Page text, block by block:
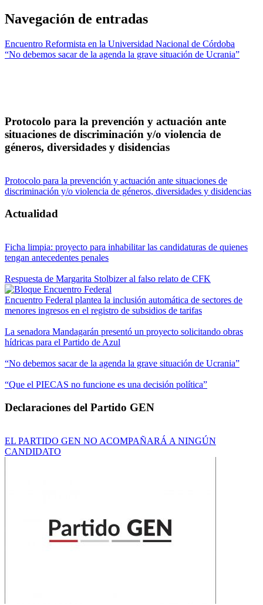
Navegación de entradas
Encuentro Reformista en la Universidad Nacional de Córdoba
“No debemos sacar de la agenda la grave situación de Ucrania”
Protocolo para la prevención y actuación ante
situaciones de discriminación y/o violencia de
géneros, diversidades y disidencias
Protocolo para la prevención y actuación ante situaciones de
discriminación y/o violencia de géneros, diversidades y disidencias
Actualidad
Ficha limpia: proyecto para inhabilitar las candidaturas de quienes
tengan antecedentes penales
Respuesta de Margarita Stolbizer al falso relato de CFK
Encuentro Federal plantea la inclusión automática de sectores de
menores ingresos en el registro de subsidios de tarifas
La senadora Mandagarán presentó un proyecto solicitando obras
hídricas para el Partido de Azul
“No debemos sacar de la agenda la grave situación de Ucrania”
“Que el PIECAS no funcione es una decisión política”
Declaraciones del Partido GEN
EL PARTIDO GEN NO ACOMPAÑARÁ A NINGÚN
CANDIDATO